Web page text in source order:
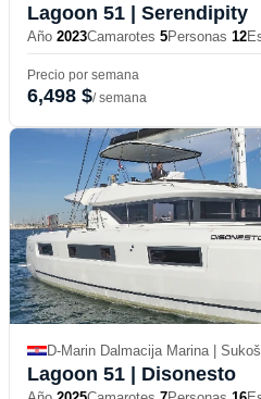
Lagoon 51 | Serendipity
Año 2023Camarotes 5Personas 12
Precio por semana
6,498 $/ semana
D-Marin Dalmacija Marina |
Lagoon 51 | Disonesto